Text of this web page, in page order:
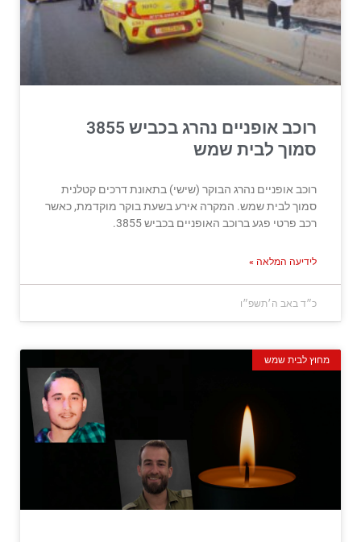
רוכב אופניים נהרג בכביש 3855
סמוך לבית שמש
רוכב אופניים נהרג הבוקר (שישי) בתאונת דרכים קטלנית
סמוך לבית שמש. המקרה אירע בשעת בוקר מוקדמת, כאשר
רכב פרטי פגע ברוכב האופניים בכביש 3855.
לידיעה המלאה »
כ״ד באב ה׳תשפ״ו
מחוץ לבית שמש